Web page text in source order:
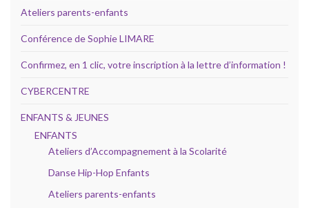
Ateliers parents-enfants
Conférence de Sophie LIMARE
Confirmez, en 1 clic, votre inscription à la lettre d’information !
CYBERCENTRE
ENFANTS & JEUNES
ENFANTS
Ateliers d’Accompagnement à la Scolarité
Danse Hip-Hop Enfants
Ateliers parents-enfants